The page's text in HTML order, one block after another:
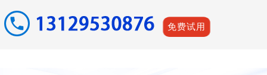
免费试用